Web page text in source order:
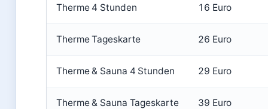
Therme 4 Stunden 16 Euro
Therme Tageskarte 26 Euro
Therme & Sauna 4 Stunden 29 Euro
Therme & Sauna Tageskarte 39 Euro